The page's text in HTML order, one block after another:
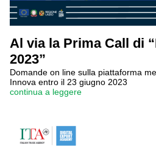
Al via la Prima Call di
2023”
Domande on line sulla piattaforma
Innova entro il 23 giugno 2023
continua a leggere